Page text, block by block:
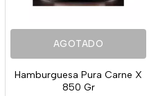
AGOTADO
Hamburguesa Pura Carne X
850 Gr